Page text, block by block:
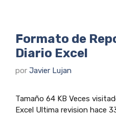
Formato de
Diario Excel
por Javier Lujan
Tamaño 64 KB Veces
Excel Ultima revision hace